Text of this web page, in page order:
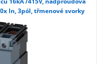
In, 3pól, třmenové svorky